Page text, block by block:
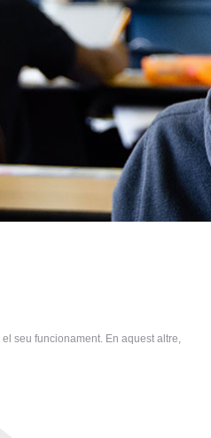
seu funcionament. En aquest altre,